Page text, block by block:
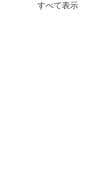
すべて表示